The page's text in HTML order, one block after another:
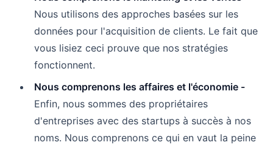
Nous utilisons des approches basées sur les
données pour l'acquisition de clients. Le fait que
vous lisiez ceci prouve que nos stratégies
fonctionnent.
Nous comprenons les affaires et l'économie -
Enfin, nous sommes des propriétaires
d'entreprises avec des startups à succès à nos
noms. Nous comprenons ce qui en vaut la peine